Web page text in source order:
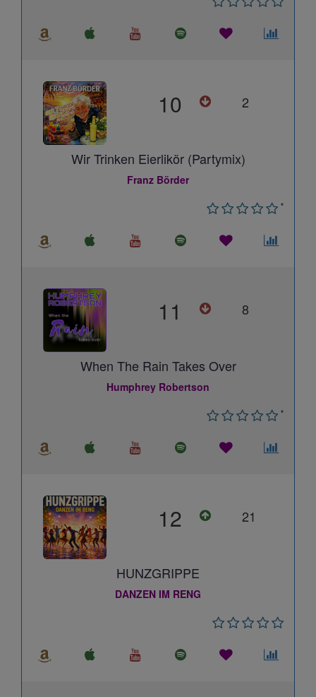
10 2
Wir Trinken Eierlikör (Partymix)
Franz Börder
*
11 8
When The Rain Takes Over
Humphrey Robertson
*
12 21
HUNZGRIPPE
DANZEN IM RENG